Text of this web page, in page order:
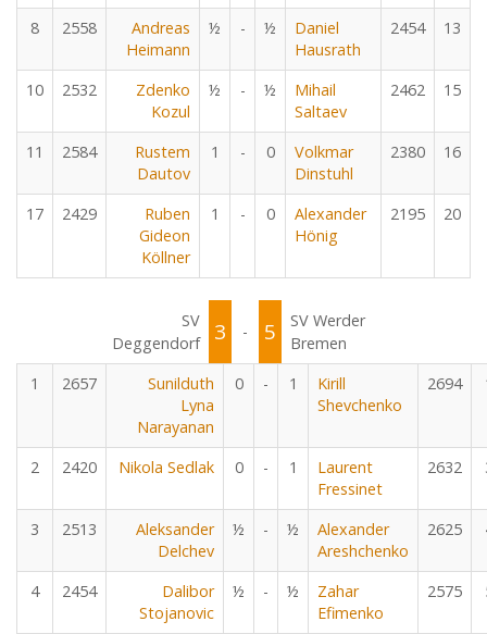
8 2558
Andreas
Heimann
½ - ½
Daniel
Hausrath
2454 13
10 2532
Zdenko
Kozul
½ - ½
Mihail
Saltaev
2462 15
11 2584
Rustem
Dautov
1 - 0
Volkmar
Dinstuhl
2380 16
17 2429
Ruben
Gideon
Köllner
1 - 0
Alexander
Hönig
2195 20
SV
Deggendorf
3 - 5
SV Werder
Bremen
1
2657
Sunilduth
Lyna
Narayanan
0 - 1
Kirill
Shevchenko
2694
2 2420 Nikola Sedlak 0 - 1
Laurent
Fressinet
2632
3 2513
Aleksander
Delchev
½ - ½
Alexander
Areshchenko
2625
4 2454
Dalibor
Stojanovic
½ - ½
Zahar
Efimenko
2575